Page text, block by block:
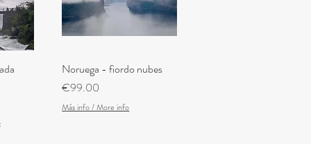
Quick View
Noruega - fiordo nubes
Price
€99.00
Más info / More info